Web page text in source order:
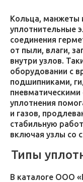
Кольца, манжеты
уплотнительные
соединения
от пыли, влаги,
внутри узлов.
оборудовании с
подшипниками,
уплотнения
и газов,
стабильную
включая узлы со
Типы
В каталоге ООО